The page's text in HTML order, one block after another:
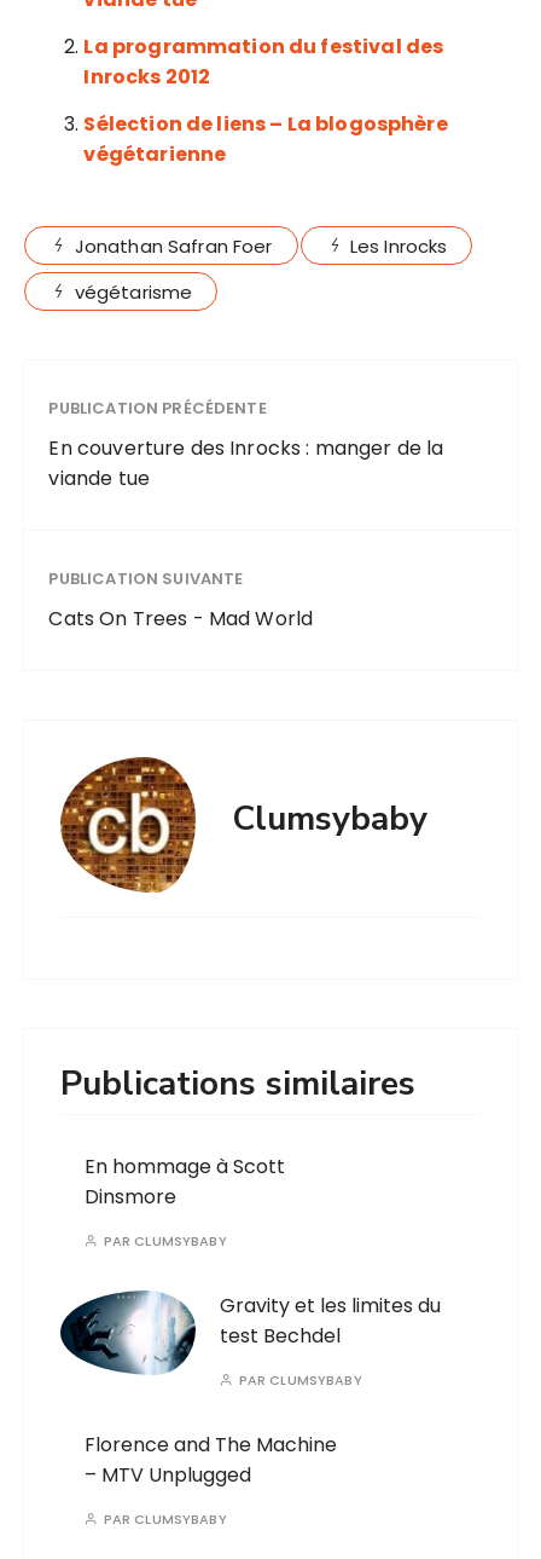
La programmation du festival des
Inrocks 2012
Sélection de liens – La blogosphère
végétarienne
Jonathan Safran Foer
Les Inrocks
végétarisme
PUBLICATION PRÉCÉDENTE
En couverture des Inrocks : manger de la
viande tue
PUBLICATION SUIVANTE
Cats On Trees - Mad World
Clumsybaby
Publications similaires
En hommage à Scott
Dinsmore
PAR CLUMSYBABY
Gravity et les limites du
test Bechdel
PAR CLUMSYBABY
Florence and The Machine
– MTV Unplugged
PAR CLUMSYBABY